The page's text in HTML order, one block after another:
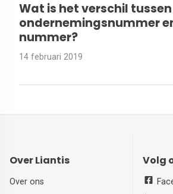
Wat is het verschil tussen
ondernemingsnummer
nummer?
14 februari 2019
Over Liantis
Over ons
Volg